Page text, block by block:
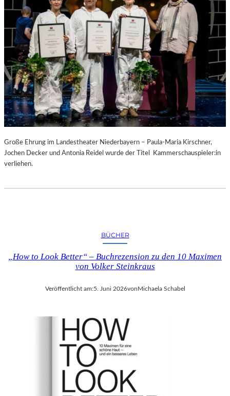
Große Ehrung im Landestheater Niederbayern – Paula-Maria Kirschner,
Jochen Decker und Antonia Reidel wurde der Titel Kammerschauspieler:in
verliehen.
BÜCHER
„How to Look Better“ – Buchrezension zu den 10 Maximen
von Volker Steinkraus
Veröffentlicht am:5. Juni 2026vonMichaela Schabel